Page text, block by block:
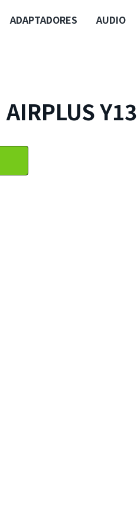
ADAPTADORES AUDIO
Y13